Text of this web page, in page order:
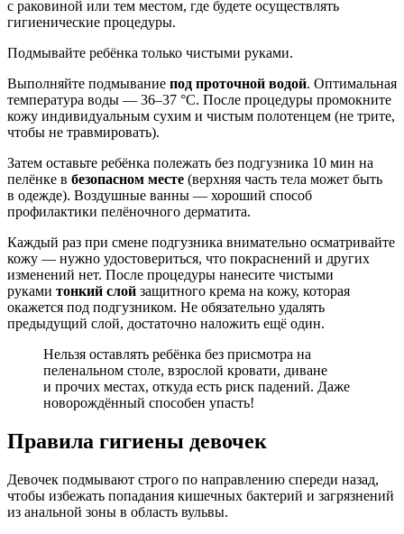
с раковиной или тем местом, где будете осуществлять
гигиенические процедуры.
Подмывайте ребёнка только чистыми руками.
Выполняйте подмывание под проточной водой. Оптимальная
температура воды — 36–37 °С. После процедуры промокните
кожу индивидуальным сухим и чистым полотенцем (не трите,
чтобы не травмировать).
Затем оставьте ребёнка полежать без подгузника 10 мин на
пелёнке в безопасном месте (верхняя часть тела может быть
в одежде). Воздушные ванны — хороший способ
профилактики пелёночного дерматита.
Каждый раз при смене подгузника внимательно осматривайте
кожу — нужно удостовериться, что покраснений и других
изменений нет. После процедуры нанесите чистыми
руками тонкий слой защитного крема на кожу, которая
окажется под подгузником. Не обязательно удалять
предыдущий слой, достаточно наложить ещё один.
Нельзя оставлять ребёнка без присмотра на
пеленальном столе, взрослой кровати, диване
и прочих местах, откуда есть риск падений. Даже
новорождённый способен упасть!
Правила гигиены девочек
Девочек подмывают строго по направлению спереди назад,
чтобы избежать попадания кишечных бактерий и загрязнений
из анальной зоны в область вульвы.